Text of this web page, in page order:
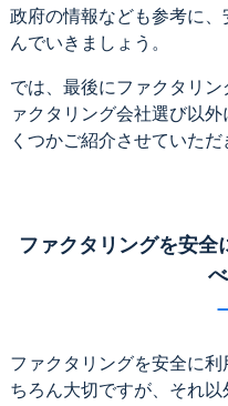
政府の情報なども参考に
んでいきましょう。
では、最後にファクタリ
ァクタリング会社選び以
くつかご紹介させていただ
ファクタリングを安全
ファクタリングを安全に
ちろん大切ですが、それ